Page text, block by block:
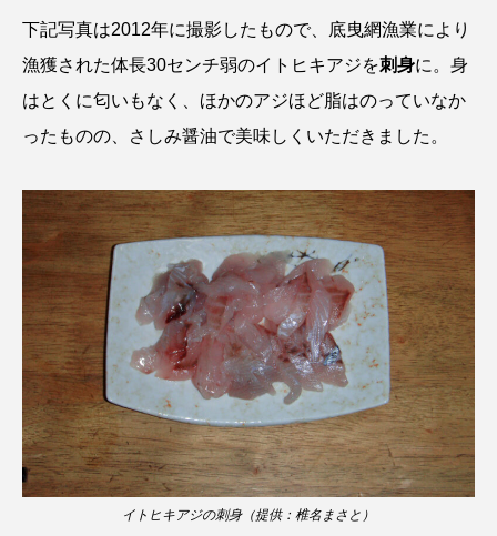
ソトオリイワシ ソラスズメダイ
タイコウチ タイドプール タカエビ
タカラガイ タガメ タコ タコクラゲ
タラバガニ ダイオウイカ ダイオウカサゴ
ダイサギ ダンゴウオ チゴガニ チヌ
チョウクラゲ チョウザメ
チリメンモンスター チンアナゴ
ツキヒハナダイ テナガエビ デンキウナギ
トゲウオ トド トラウツボ トラフグ
下記写真は2012年に撮影したもので、底曳網漁業により
漁獲された体長30センチ弱のイトヒキアジを刺身に。身
はとくに匂いもなく、ほかのアジほど脂はのっていなか
ったものの、さしみ醤油で美味しくいただきました。
イトヒキアジの刺身（提供：椎名まさと）